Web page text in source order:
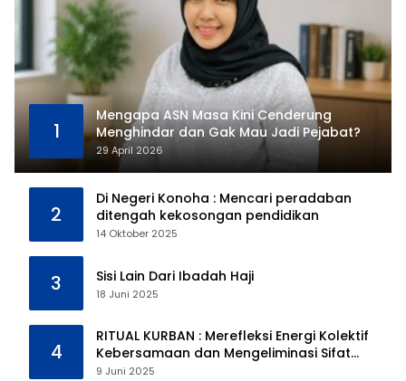
1
Mengapa ASN Masa Kini Cenderung
Menghindar dan Gak Mau Jadi Pejabat?
29 April 2026
2
Di Negeri Konoha : Mencari peradaban
ditengah kekosongan pendidikan
14 Oktober 2025
3 Sisi Lain Dari Ibadah Haji
18 Juni 2025
4
RITUAL KURBAN : Merefleksi Energi Kolektif
Kebersamaan dan Mengeliminasi Sifat
Kebinatangan Manusia
9 Juni 2025